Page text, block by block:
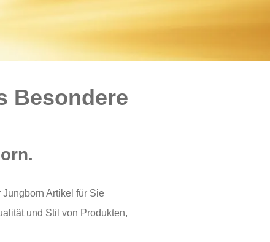
Besondere
Artikel für Sie
und Stil von Produkten,